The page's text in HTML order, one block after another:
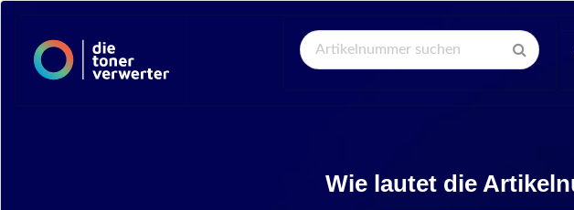
Global Search
Wie lautet die